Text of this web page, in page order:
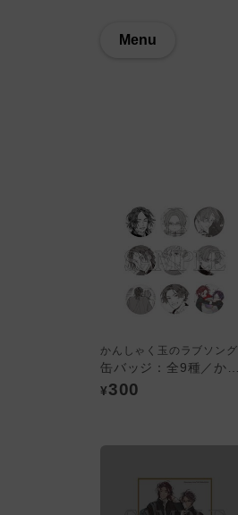
Menu
かんしゃく玉のラブソング
¥300